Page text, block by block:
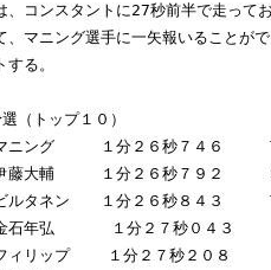
、コンスタントに27秒前半で走って
、マニング選手に一矢報いることが
する。
（トップ１０）
ニング　　　１分２６秒７４６　　　
藤大輔　　　１分２６秒７９２　　
ルタネン　　１分２６秒８４３　　
石年弘      １分２７秒０４３　　
ィリップ    １分２７秒２０８